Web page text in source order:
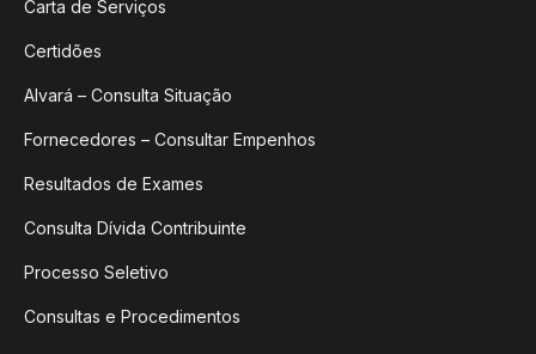
Carta de Serviços
Certidões
Alvará – Consulta Situação
Fornecedores – Consultar Empenhos
Resultados de Exames
Consulta Dívida Contribuinte
Processo Seletivo
Consultas e Procedimentos